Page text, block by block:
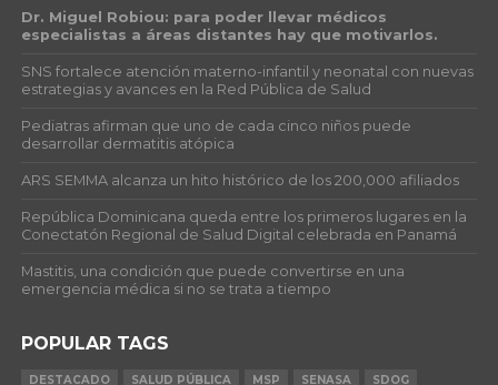
Dr. Miguel Robiou: para poder llevar médicos
especialistas a áreas distantes hay que motivarlos.
SNS fortalece atención materno-infantil y neonatal con nuevas
estrategias y avances en la Red Pública de Salud
Pediatras afirman que uno de cada cinco niños puede
desarrollar dermatitis atópica
ARS SEMMA alcanza un hito histórico de los 200,000 afiliados
República Dominicana queda entre los primeros lugares en la
Conectatón Regional de Salud Digital celebrada en Panamá
Mastitis, una condición que puede convertirse en una
emergencia médica si no se trata a tiempo
POPULAR TAGS
DESTACADO SALUD PÚBLICA MSP SENASA SDOG